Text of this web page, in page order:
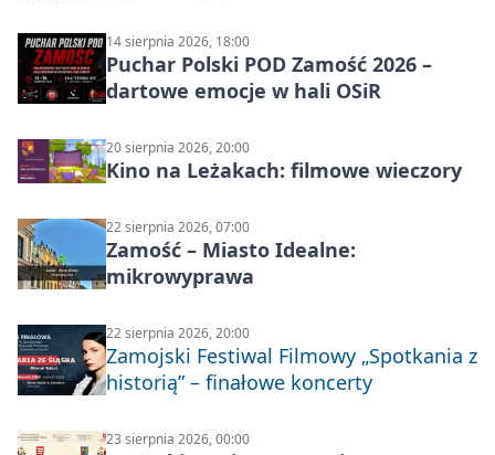
14 sierpnia 2026, 18:00
Puchar Polski POD Zamość 2026 –
dartowe emocje w hali OSiR
20 sierpnia 2026, 20:00
Kino na Leżakach: filmowe wieczory
22 sierpnia 2026, 07:00
Zamość – Miasto Idealne:
mikrowyprawa
22 sierpnia 2026, 20:00
Zamojski Festiwal Filmowy „Spotkania z
historią” – finałowe koncerty
23 sierpnia 2026, 00:00